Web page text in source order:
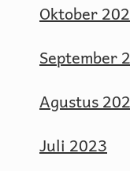
Oktober
September
Agustus
Juli 2023